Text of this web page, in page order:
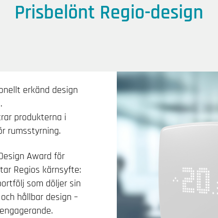
Prisbelönt Regio-design
erkänd design
produkterna i
rumsstyrning.
Award för
Regios kärnsyfte:
som döljer sin
hållbar design –